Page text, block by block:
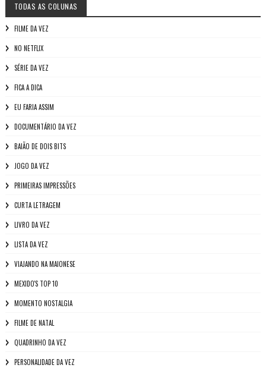
TODAS AS COLUNAS
FILME DA VEZ
NO NETFLIX
SÉRIE DA VEZ
FICA A DICA
EU FARIA ASSIM
DOCUMENTÁRIO DA VEZ
BAIÃO DE DOIS BITS
JOGO DA VEZ
PRIMEIRAS IMPRESSÕES
CURTA LETRAGEM
LIVRO DA VEZ
LISTA DA VEZ
VIAJANDO NA MAIONESE
MEXIDO'S TOP 10
MOMENTO NOSTALGIA
FILME DE NATAL
QUADRINHO DA VEZ
PERSONALIDADE DA VEZ